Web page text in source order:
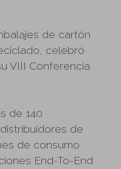
de cartón
celebró
VIII Conferencia
de 140
de
de consumo
End-To-End